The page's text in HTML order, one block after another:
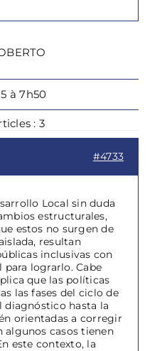
à 7h50
: 3
#4733
Local sin duda
estructurales,
estos no surgen de
resultan
inclusivas con
lograrlo. Cabe
que las políticas
las fases del ciclo de
diagnóstico hasta la
orientadas a corregir
algunos casos tienen
este contexto, la